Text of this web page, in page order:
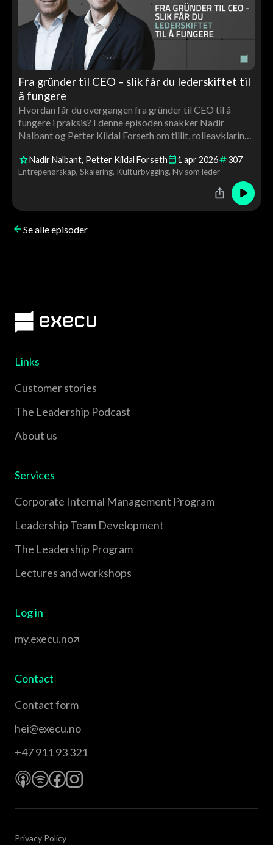
Fra gründer til CEO – slik får du lederskiftet til
å fungere
Hvordan får du overgangen fra gründer til CEO til å
fungere i praksis? I denne episoden snakker Nadir
Nalbant og Petter Kildal Forseth om tillit, rolleavklaring,
som tåler skalering.
Nadir Nalbant Petter Kildal Forseth 1 apr2026 307
Entrepenørskap Skalering Kulturbygging Ny som leder
Se alle episoder
Links
Customer stories
The Leadership Podcast
About us
Services
Corporate Internal Management Program
Leadership Team Development
The Leadership Program
Lectures and workshops
Log in
my.execu.no
Contact
Contact form
hei@execu.no
+47 911 93 321
Privacy Policy